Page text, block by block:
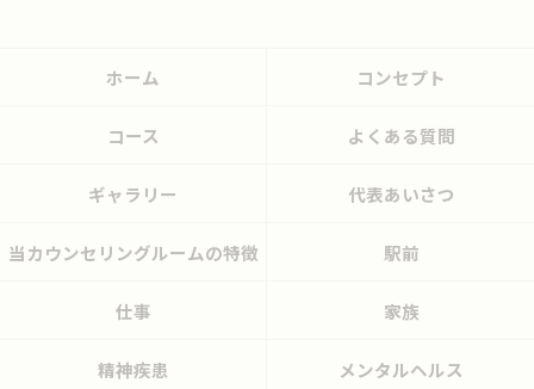
ホーム コンセプト
コース よくある質問
ギャラリー 代表あいさつ
当カウンセリングルームの特徴 駅前
仕事 家族
精神疾患 メンタルヘルス